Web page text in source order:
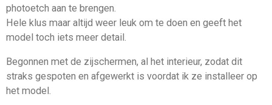
photoetch aan te brengen.
Hele klus maar altijd weer leuk om te doen en geeft het
model toch iets meer detail.
Begonnen met de zijschermen, al het interieur, zodat dit
straks gespoten en afgewerkt is voordat ik ze installeer op
het model.